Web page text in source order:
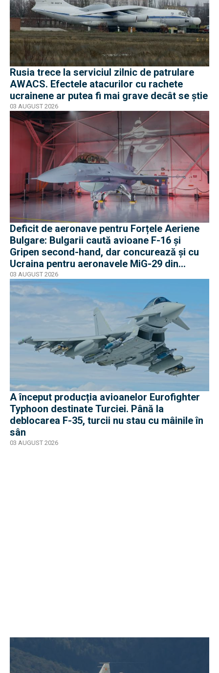
Rusia trece la serviciul zilnic de patrulare
AWACS. Efectele atacurilor cu rachete
ucrainene ar putea fi mai grave decât se știe
03 AUGUST 2026
Deficit de aeronave pentru Forțele Aeriene
Bulgare: Bulgarii caută avioane F-16 și
Gripen second-hand, dar concurează și cu
Ucraina pentru aeronavele MiG-29 din
Polonia
03 AUGUST 2026
A început producția avioanelor Eurofighter
Typhoon destinate Turciei. Până la
deblocarea F-35, turcii nu stau cu mâinile în
sân
03 AUGUST 2026